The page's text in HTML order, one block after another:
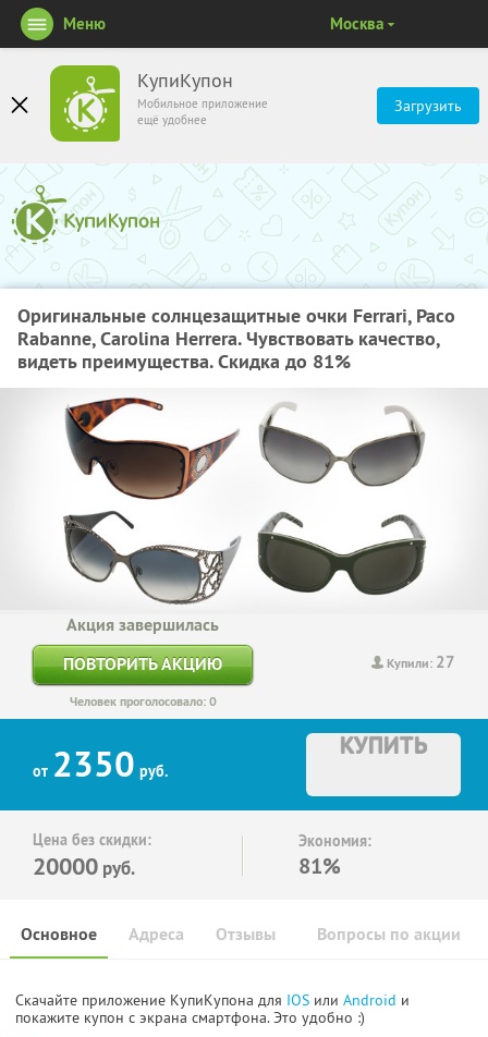
КупиКупон
Мобильное приложение
ещё удобнее
Загрузить
Меню Москва
Оригинальные солнцезащитные очки Ferrari, Paco
Rabanne, Carolina Herrera. Чувствовать качество,
видеть преимущества. Скидка до 81%
Купили: 27
Акция завершилась
ПОВТОРИТЬ АКЦИЮ
Человек проголосовало: 0
от 2350 руб.
КУПИТЬ
Цена без скидки:
20000 руб.
Экономия:
81%
Основное Отзывы Вопросы по акции
Адреса
Скачайте приложение КупиКупона для IOS или Android и
покажите купон с экрана смартфона. Это удобно :)